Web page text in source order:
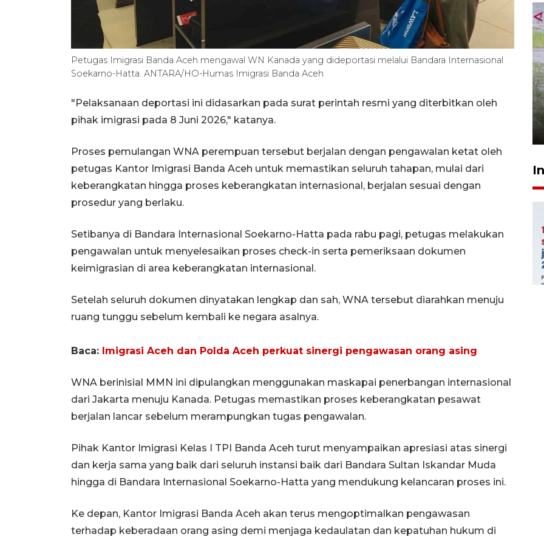
Petugas Imigrasi Banda Aceh mengawal WN Kanada yang dideportasi melalui Bandara Internasional
Soekarno-Hatta. ANTARA/HO-Humas Imigrasi Banda Aceh
"Pelaksanaan deportasi ini didasarkan pada surat perintah resmi yang diterbitkan oleh
pihak imigrasi pada 8 Juni 2026," katanya.
Proses pemulangan WNA perempuan tersebut berjalan dengan pengawalan ketat oleh
petugas Kantor Imigrasi Banda Aceh untuk memastikan seluruh tahapan, mulai dari
keberangkatan hingga proses keberangkatan internasional, berjalan sesuai dengan
prosedur yang berlaku.
Setibanya di Bandara Internasional Soekarno-Hatta pada rabu pagi, petugas melakukan
pengawalan untuk menyelesaikan proses check-in serta pemeriksaan dokumen
keimigrasian di area keberangkatan internasional.
Setelah seluruh dokumen dinyatakan lengkap dan sah, WNA tersebut diarahkan menuju
ruang tunggu sebelum kembali ke negara asalnya.
Baca: Imigrasi Aceh dan Polda Aceh perkuat sinergi pengawasan orang asing
WNA berinisial MMN ini dipulangkan menggunakan maskapai penerbangan internasional
dari Jakarta menuju Kanada. Petugas memastikan proses keberangkatan pesawat
berjalan lancar sebelum merampungkan tugas pengawalan.
Pihak Kantor Imigrasi Kelas I TPI Banda Aceh turut menyampaikan apresiasi atas sinergi
dan kerja sama yang baik dari seluruh instansi baik dari Bandara Sultan Iskandar Muda
hingga di Bandara Internasional Soekarno-Hatta yang mendukung kelancaran proses ini.
Ke depan, Kantor Imigrasi Banda Aceh akan terus mengoptimalkan pengawasan
terhadap keberadaan orang asing demi menjaga kedaulatan dan kepatuhan hukum di
dipindahkan ke gedung lapas